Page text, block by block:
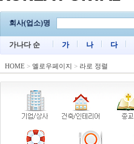
회사(업소)명
가나다 순 가 나 다
HOME > 옐로우페이지 > 라로 정렬